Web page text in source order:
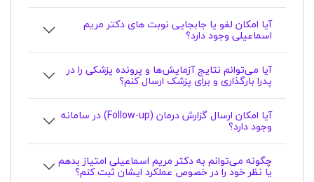
آیا امکان لغو یا جابجایی نوبت های دکتر مریم
اسماعیلی وجود دارد؟
آیا می‌توانم نتایج آزمایش‌ها و پرونده پزشکی را در
پدرا بارگذاری و برای پزشک ارسال کنم؟
آیا امکان ارسال گزارش درمان (Follow-up) در سامانه
وجود دارد؟
چگونه می‌توانم به دکتر مریم اسماعیلی امتیاز بدهم
یا نظر خود را در خصوص عملکرد ایشان ثبت کنم؟